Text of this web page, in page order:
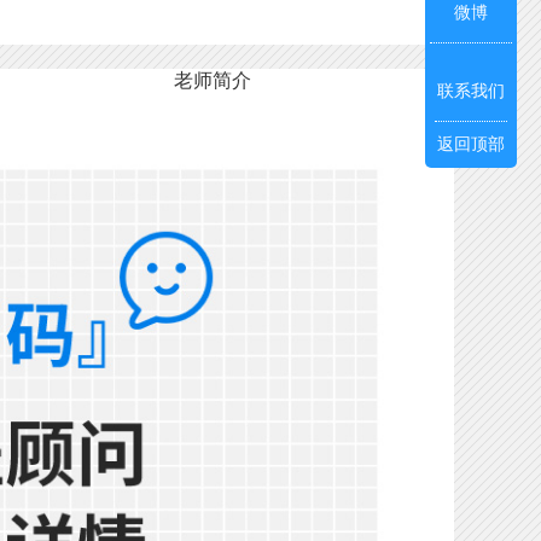
老师简介
微博
联系我们
返回顶部